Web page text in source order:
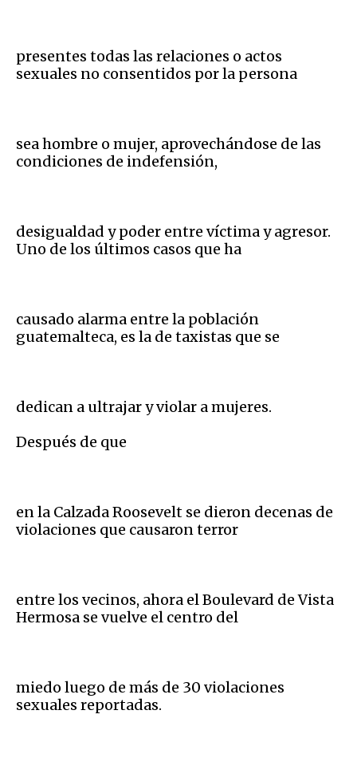
presentes todas las relaciones o actos
sexuales no consentidos por la persona
sea hombre o mujer, aprovechándose de las
condiciones de indefensión,
desigualdad y poder entre víctima y agresor.
Uno de los últimos casos que ha
causado alarma entre la población
guatemalteca, es la de taxistas que se
dedican a ultrajar y violar a mujeres.
Después de que
en la Calzada Roosevelt se dieron decenas de
violaciones que causaron terror
entre los vecinos, ahora el Boulevard de Vista
Hermosa se vuelve el centro del
miedo luego de más de 30 violaciones
sexuales reportadas.